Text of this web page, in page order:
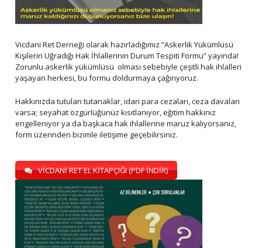
Vicdani Ret Derneği olarak hazırladığımız “Askerlik Yükümlüsü
Kişilerin Uğradığı Hak İhlallerinin Durum Tespiti Formu” yayında!
Zorunlu askerlik yükümlüsü olması sebebiyle çeşitli hak ihlalleri
yaşayan herkesi, bu formu doldurmaya çağırıyoruz.
Hakkınızda tutulan tutanaklar, idari para cezaları, ceza davaları
varsa; seyahat özgürlüğünüz kısıtlanıyor, eğitim hakkınız
engelleniyor ya da başkaca hak ihlallerine maruz kalıyorsanız,
form üzerinden bizimle iletişime geçebilirsiniz.
VİCDANİ RET EL KİTAPÇIĞI (PDF İNDİR)